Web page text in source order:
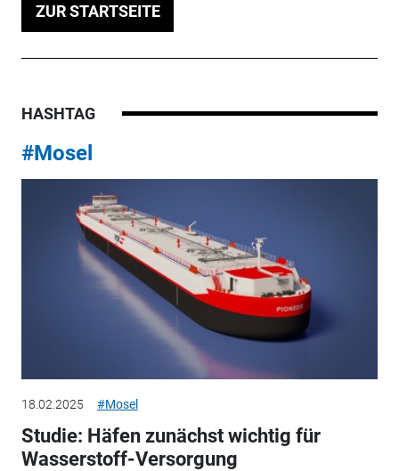
ZUR STARTSEITE
HASHTAG
#Mosel
18.02.2025 #Mosel
Studie: Häfen zunächst wichtig für
Wasserstoff-Versorgung